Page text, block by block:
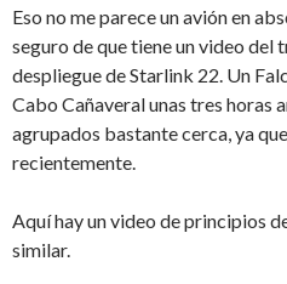
Eso no me parece un avión en
seguro de que tiene un video del
despliegue de Starlink 22. Un
Cabo Cañaveral unas tres horas
agrupados bastante cerca, ya
recientemente.
Aquí hay un video de principios
similar.